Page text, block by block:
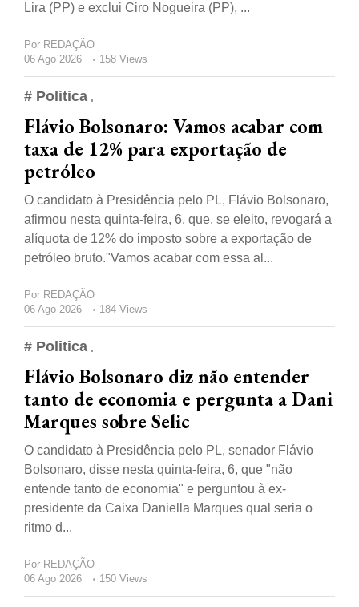
Lira (PP) e exclui Ciro Nogueira (PP), ...
Por REDAÇÃO
06 Ago 2026
158 Views
# Politica
Flávio Bolsonaro: Vamos acabar com
taxa de 12% para exportação de
petróleo
O candidato à Presidência pelo PL, Flávio Bolsonaro,
afirmou nesta quinta-feira, 6, que, se eleito, revogará a
alíquota de 12% do imposto sobre a exportação de
petróleo bruto."Vamos acabar com essa al...
Por REDAÇÃO
06 Ago 2026
184 Views
# Politica
Flávio Bolsonaro diz não entender
tanto de economia e pergunta a Dani
Marques sobre Selic
O candidato à Presidência pelo PL, senador Flávio
Bolsonaro, disse nesta quinta-feira, 6, que "não
entende tanto de economia" e perguntou à ex-
presidente da Caixa Daniella Marques qual seria o
ritmo d...
Por REDAÇÃO
06 Ago 2026
150 Views